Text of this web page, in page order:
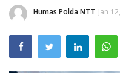
Lantas
Polisi Kita
Mitra Polisi
Humas Polda NTT Jan